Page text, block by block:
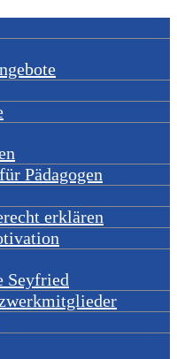
Pädagogen
erklären
Seyfried